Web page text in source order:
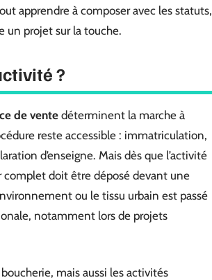
apprendre à composer avec les statuts,
un projet sur la touche.
?
de vente déterminent la marche à
reste accessible : immatriculation,
d’enseigne. Mais dès que l’activité
complet doit être déposé devant une
ou le tissu urbain est passé
notamment lors de projets
mais aussi les activités